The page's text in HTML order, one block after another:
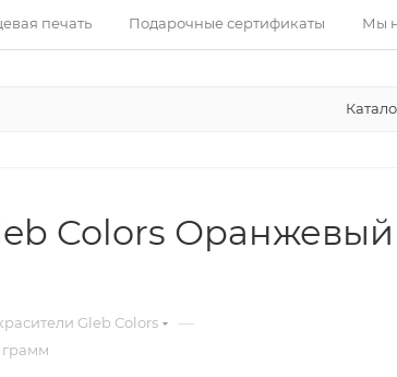
печать Подарочные сертификаты Мы
Colors Оранжевый
Gleb Colors —
грамм